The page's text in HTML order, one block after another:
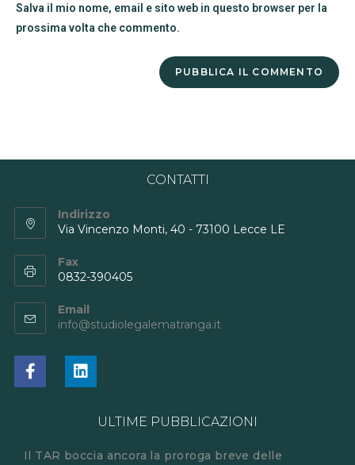
Salva il mio nome, email e sito web in questo browser per la
prossima volta che commento.
CONTATTI
Indirizzo
Via Vincenzo Monti, 40 - 73100 Lecce LE
Fax
0832-390405
Email
info@studiolegalematranga.it
ULTIME PUBBLICAZIONI
Il TAR boccia ancora la proroga breve delle